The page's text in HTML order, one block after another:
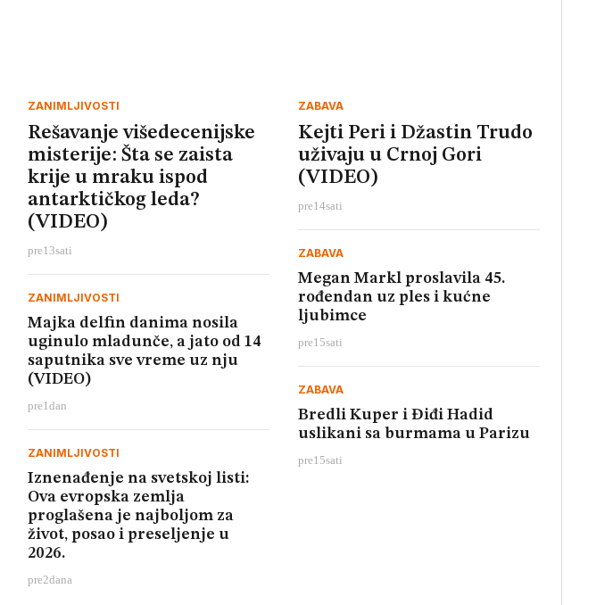
ZANIMLJIVOSTI
Rešavanje višedecenijske
misterije: Šta se zaista
krije u mraku ispod
antarktičkog leda?
(VIDEO)
pre13sati
ZANIMLJIVOSTI
Majka delfin danima nosila
uginulo mladunče, a jato od 14
saputnika sve vreme uz nju
(VIDEO)
pre1 dan
ZANIMLJIVOSTI
Iznenađenje na svetskoj listi:
Ova evropska zemlja
proglašena je najboljom za
život, posao i preseljenje u
2026.
pre2dana
ZABAVA
Kejti Peri i Džastin Trudo
uživaju u Crnoj Gori
(VIDEO)
pre14sati
ZABAVA
Megan Markl proslavila 45.
rođendan uz ples i kućne
ljubimce
pre15sati
ZABAVA
Bredli Kuper i Điđi Hadid
uslikani sa burmama u Parizu
pre15sati